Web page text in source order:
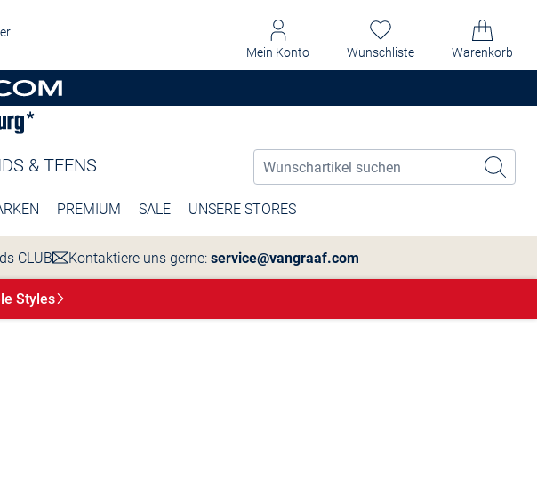
Mein Konto Wunschliste Warenkorb
& TEENS
PREMIUM SALE UNSERE STORES
CLUB Kontaktiere uns gerne: service@vangraaf.com
Styles